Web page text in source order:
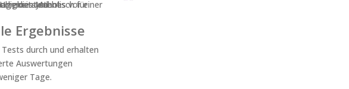
Ergebnisse
Tests durch und erhalten
Auswertungen
Tage.